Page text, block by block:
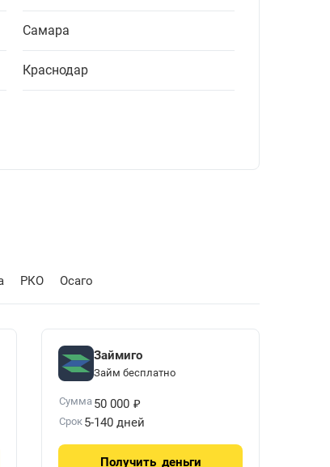
Самара
Краснодар
РКО Осаго
Займиго
Займ бесплатно
Сумма 50 000 ₽
Срок 5-140 дней
Получить деньги